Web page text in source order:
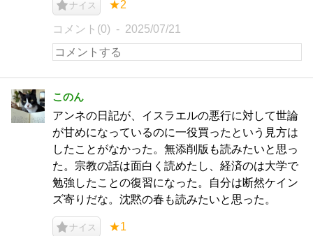
ナイス ★2
コメント(0) 2025/07/21
このん
アンネの日記が、イスラエルの悪行に対して世論
が甘めになっているのに一役買ったという見方は
したことがなかった。無添削版も読みたいと思っ
た。宗教の話は面白く読めたし、経済のは大学で
勉強したことの復習になった。自分は断然ケイン
ズ寄りだな。沈黙の春も読みたいと思った。
ナイス ★1